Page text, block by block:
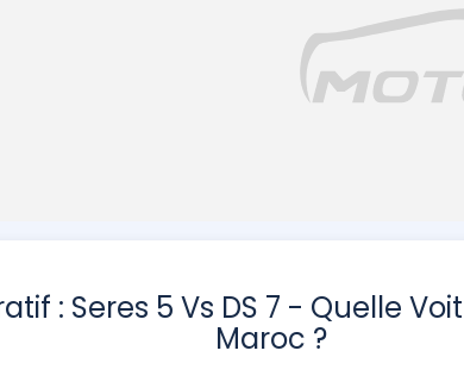
: Seres 5 Vs DS 7 - Quelle
Maroc ?